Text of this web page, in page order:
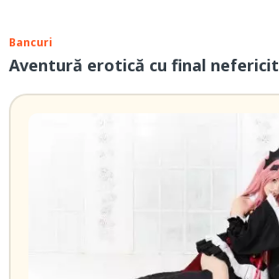
Bancuri
Aventură erotică cu final nefericit